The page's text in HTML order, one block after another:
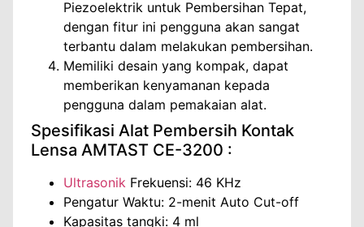
Piezoelektrik untuk Pembersihan Tepat,
dengan fitur ini pengguna akan sangat
terbantu dalam melakukan pembersihan.
Memiliki desain yang kompak, dapat
memberikan kenyamanan kepada
pengguna dalam pemakaian alat.
Spesifikasi Alat Pembersih Kontak
Lensa AMTAST CE-3200 :
Ultrasonik Frekuensi: 46 KHz
Pengatur Waktu: 2-menit Auto Cut-off
Kapasitas tangki: 4 ml